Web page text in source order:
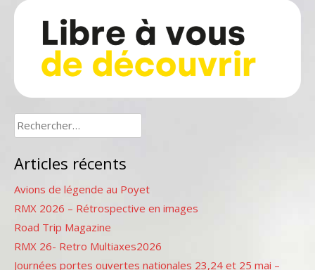
Rechercher :
Articles récents
Avions de légende au Poyet
RMX 2026 – Rétrospective en images
Road Trip Magazine
RMX 26- Retro Multiaxes2026
Journées portes ouvertes nationales 23,24 et 25 mai –